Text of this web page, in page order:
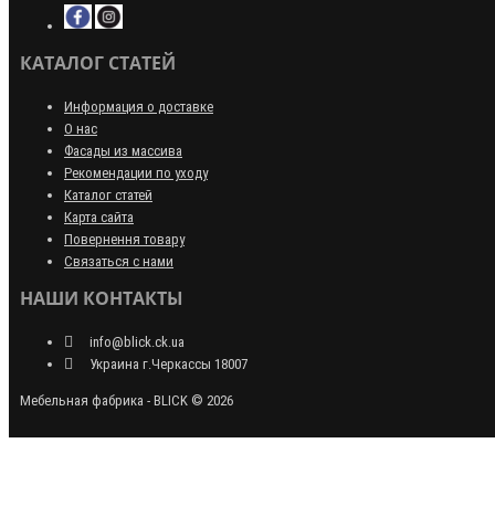
КАТАЛОГ СТАТЕЙ
Информация о доставке
О нас
Фасады из массива
Рекомендации по уходу
Каталог статей
Карта сайта
Повернення товару
Связаться с нами
НАШИ КОНТАКТЫ
info@blick.ck.ua
Украина г.Черкассы 18007
Мебельная фабрика - BLICK © 2026